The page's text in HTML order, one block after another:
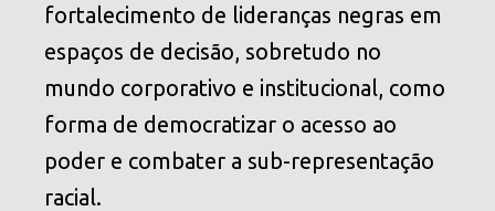
fortalecimento de lideranças negras em
espaços de decisão, sobretudo no
mundo corporativo e institucional, como
forma de democratizar o acesso ao
poder e combater a sub-representação
racial.